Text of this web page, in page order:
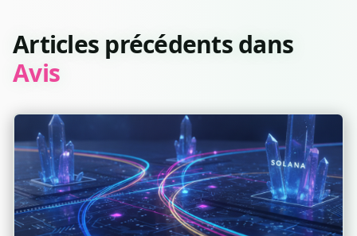
Articles précédents dans
Avis